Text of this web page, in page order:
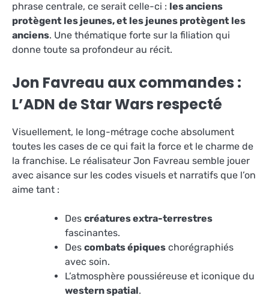
phrase centrale, ce serait celle-ci : les anciens
protègent les jeunes, et les jeunes protègent les
anciens. Une thématique forte sur la filiation qui
donne toute sa profondeur au récit.
Jon Favreau aux commandes :
L’ADN de Star Wars respecté
Visuellement, le long-métrage coche absolument
toutes les cases de ce qui fait la force et le charme de
la franchise. Le réalisateur Jon Favreau semble jouer
avec aisance sur les codes visuels et narratifs que l’on
aime tant :
Des créatures extra-terrestres
fascinantes.
Des combats épiques chorégraphiés
avec soin.
L’atmosphère poussiéreuse et iconique du
western spatial.